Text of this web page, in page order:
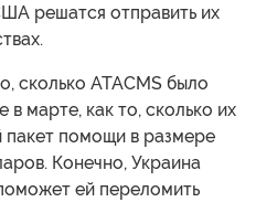
решатся отправить их
сколько ATACMS было
в марте, как то, сколько их
пакет помощи в размере
Конечно, Украина
ей переломить